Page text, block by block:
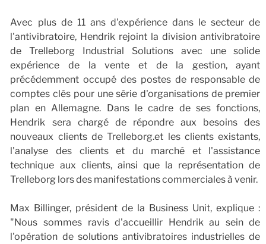
Avec plus de 11 ans d'expérience dans le secteur de
l'antivibratoire, Hendrik rejoint la division antivibratoire
de Trelleborg Industrial Solutions avec une solide
expérience de la vente et de la gestion, ayant
précédemment occupé des postes de responsable de
comptes clés pour une série d'organisations de premier
plan en Allemagne. Dans le cadre de ses fonctions,
Hendrik sera chargé de répondre aux besoins des
nouveaux clients de Trelleborg.et les clients existants,
l'analyse des clients et du marché et l'assistance
technique aux clients, ainsi que la représentation de
Trelleborg lors des manifestations commerciales à venir.
Max Billinger, président de la Business Unit, explique :
"Nous sommes ravis d'accueillir Hendrik au sein de
l'opération de solutions antivibratoires industrielles de